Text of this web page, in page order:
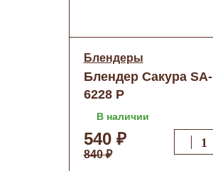
Блендеры
Блендер Сакура SA-
6228 Р
В наличии
540 ₽
840 ₽